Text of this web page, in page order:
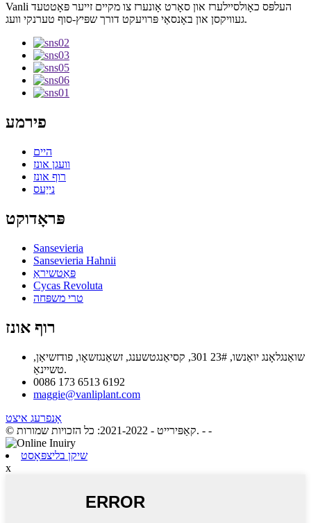
Vanli העלפּס כאָולסיילערז און סאָרט אָונערז צו מקיים זייער פּאָטטעד
געוויקסן און באָנסאַי פּרויעקט דורך שפּיץ-סוף טערנקי וועג.
פירמע
היים
וועגן אונז
רוף אונז
נייַעס
פּראָדוקט
Sansevieria
Sansevieria Hahnii
פּאַטשיראַ
Cycas Revoluta
טרי משפּחה
רוף אונז
שואַנגלאָנג יואַנשו, 23# 301, קסיאַנגטשענג, זשאַנגזשאָו, פודזשיאַן,
טשיינאַ.
0086 173 6513 6192
maggie@vanliplant.com
אָנפרעג איצט
© קאַפּירייט - 2021-2022: כל הזכויות שמורות. - -
שיקן בליצפּאָסט
x